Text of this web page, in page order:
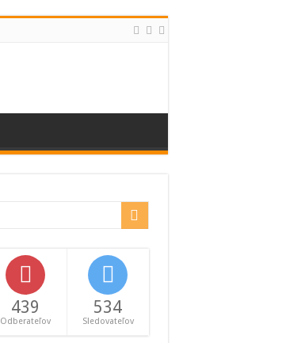
439
Odberateľov
534
Sledovateľov